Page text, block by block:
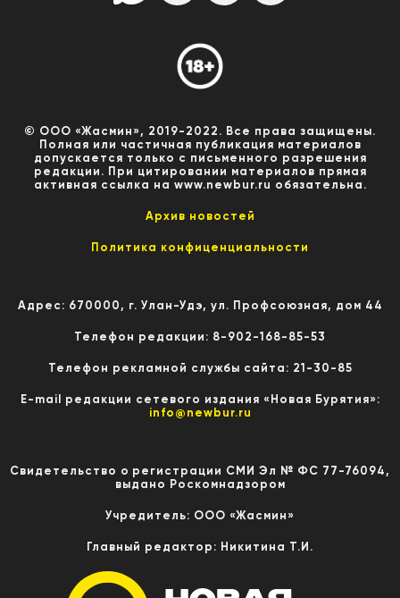
© ООО «Жасмин», 2019-2022. Все права защищены.
Полная или частичная публикация материалов
допускается только с письменного разрешения
редакции. При цитировании материалов прямая
активная ссылка на www.newbur.ru обязательна.
Архив новостей
Политика конфиценциальности
Адрес: 670000, г. Улан-Удэ, ул. Профсоюзная, дом 44
Телефон редакции: 8-902-168-85-53
Телефон рекламной службы сайта: 21-30-85
E-mail редакции сетевого издания «Новая Бурятия»:
info@newbur.ru
Свидетельство о регистрации СМИ Эл № ФС 77-76094,
выдано Роскомнадзором
Учредитель: ООО «Жасмин»
Главный редактор: Никитина Т.И.